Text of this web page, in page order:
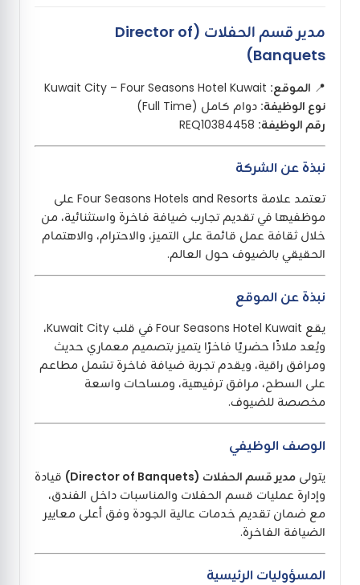
مدير قسم الحفلات (Director of
Banquets)
📍 الموقع:
نوع الوظيفة: دوام كامل (Full Time)
رقم الوظيفة:
نبذة عن الشركة
تعتمد علامة Four Seasons Hotels and Resorts على
موظفيها في تقديم تجارب ضيافة فاخرة واستثنائية، من
خلال ثقافة عمل قائمة على التميز، والاحترام، والاهتمام
الحقيقي بالضيوف حول العالم.
نبذة عن الموقع
يقع Four Seasons Hotel Kuwait في قلب Kuwait City،
ويُعد ملاذًا حضريًا فاخرًا يتميز بتصميم معماري حديث
ومرافق راقية، ويقدم تجربة ضيافة فاخرة تشمل مطاعم
على السطح، مرافق ترفيهية، ومساحات واسعة
مخصصة للضيوف.
الوصف الوظيفي
يتولى مدير قسم الحفلات (Director of Banquets)
قيادة
وإدارة عمليات قسم الحفلات والمناسبات داخل الفندق،
مع ضمان تقديم خدمات عالية الجودة وفق أعلى معايير
الضيافة الفاخرة.
المسؤوليات الرئيسية